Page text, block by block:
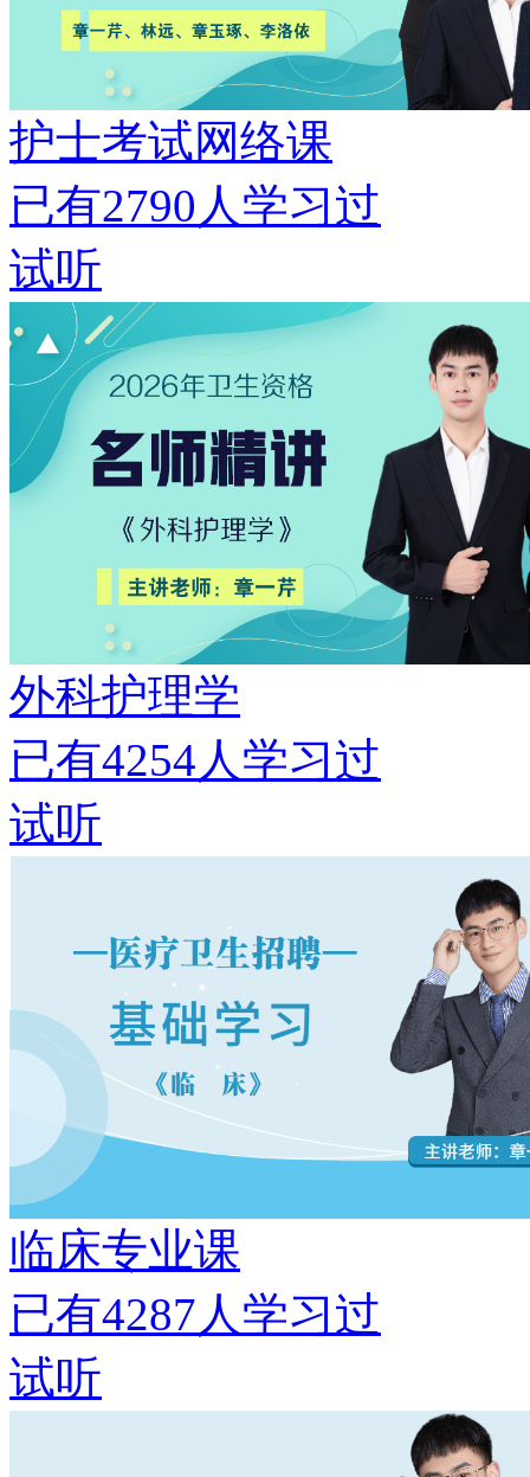
护士考试网络课
已有2790 人学习过
试听
外科护理学
已有4254人学习过
试听
临床专业课
已有4287人学习过
试听